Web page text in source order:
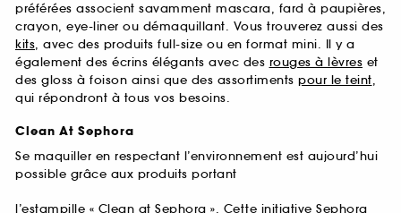
préférées associent savamment mascara, fard à paupières,
crayon, eye-liner ou démaquillant. Vous trouverez aussi des
kits, avec des produits full-size ou en format mini. Il y a
également des écrins élégants avec des rouges à lèvres et
des gloss à foison ainsi que des assortiments pour le teint,
qui répondront à tous vos besoins.
Clean At Sephora
Se maquiller en respectant l’environnement est aujourd’hui
possible grâce aux produits portant
l’estampille « Clean at Sephora ». Cette initiative Sephora